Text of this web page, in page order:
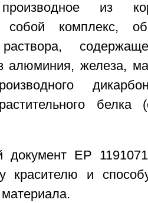
из
собой комплекс,
алюминия, железа,
документ EP
красителю и
материала.